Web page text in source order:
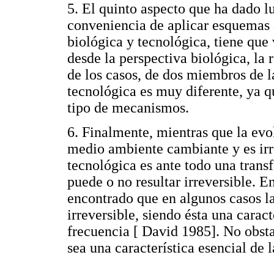
5. El quinto aspecto que ha dado
conveniencia de aplicar
biológica y tecnológica, tiene
desde la perspectiva biológica, la
de los casos, de dos miembros
tecnológica es muy diferente, ya
tipo de mecanismos.
6. Finalmente, mientras que la
medio ambiente cambiante y es
tecnológica es ante todo una
puede o no resultar irreversible.
encontrado que en algunos casos
irreversible, siendo ésta una
frecuencia [ David 1985]. No
sea una característica esencial